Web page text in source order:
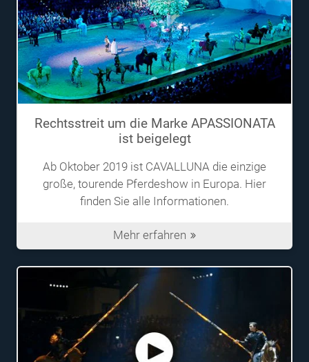
Rechtsstreit um die Marke APASSIONATA
ist beigelegt
Ab Oktober 2019 ist CAVALLUNA die einzige
große, tourende Pferdeshow in Europa. Hier
finden Sie alle Informationen.
Mehr erfahren